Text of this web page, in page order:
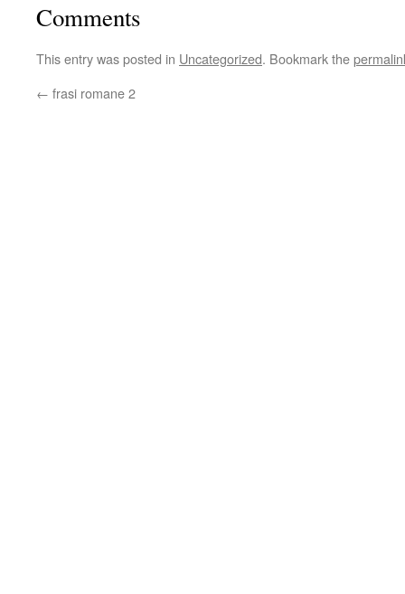
Comments
This entry was posted in Uncategorized. Bookmark the
← frasi romane 2